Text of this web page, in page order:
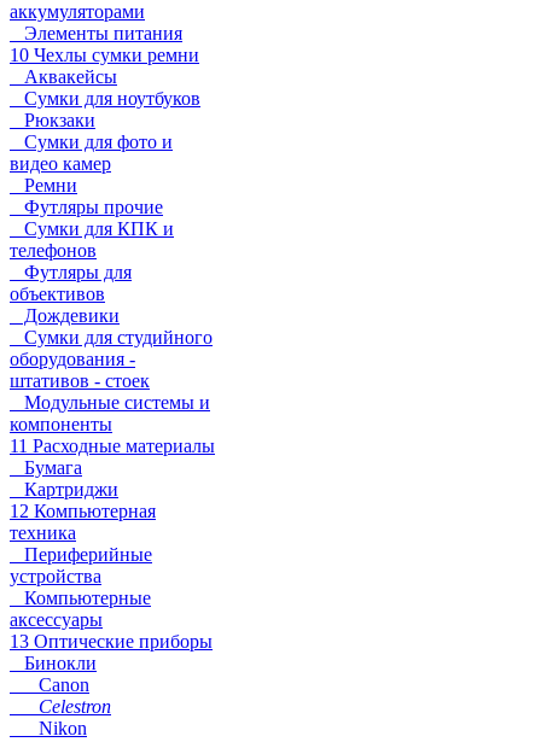
аккумуляторами
Элементы питания
10 Чехлы сумки ремни
Аквакейсы
Сумки для ноутбуков
Рюкзаки
Сумки для фото и
видео камер
Ремни
Футляры прочие
Сумки для КПК и
телефонов
Футляры для
объективов
Дождевики
Сумки для студийного
оборудования -
штативов - стоек
Модульные системы и
компоненты
11 Расходные материалы
Бумага
Картриджи
12 Компьютерная
техника
Периферийные
устройства
Компьютерные
аксессуары
13 Оптические приборы
Бинокли
Canon
Celestron
Nikon